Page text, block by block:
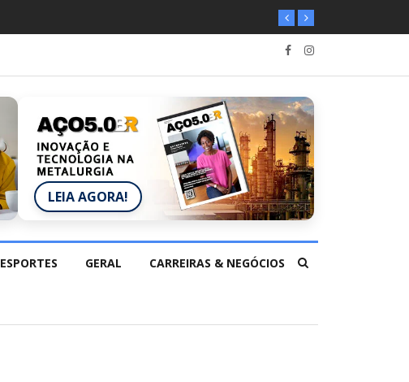
LEIA AGORA!
ESPORTES GERAL CARREIRAS & NEGÓCIOS